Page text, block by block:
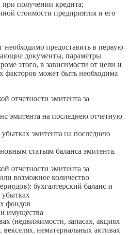
получении кредита;
стоимости предприятия и его
предоставить в первую
документы, параметры
этого, в зависимости от цели и
факторов может быть необходима
отчетности эмитента за
эмитента на последнею отчетную
эмитента на последнею
статьям баланса эмитента.
отчетности эмитента за
возможное количество
бухгалтерский баланс и
убытках
фондов
имущества
(недвижимости, запасах, акциях
нематериальных активах